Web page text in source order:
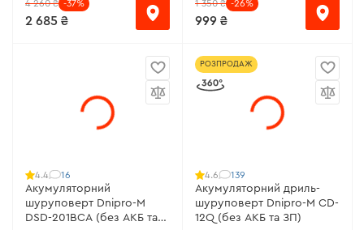
4 260 ₴ -37%
2 685 ₴
1 350 ₴ -26%
999 ₴
4.4 16
Акумуляторний
шуруповерт Dnipro-M
DSD-201BCA (без АКБ та
РОЗПРОДАЖ
4.6 139
Акумуляторний дриль-
шуруповерт Dnipro-M CD-
12Q (без АКБ та ЗП)